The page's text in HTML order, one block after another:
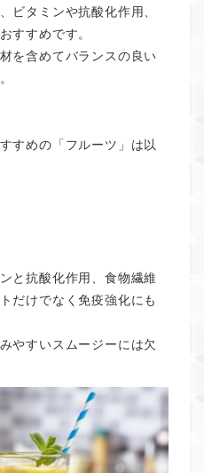
ビタミンや抗酸化作用、
すすめです。
を含めてバランスの良い
すめの「フルーツ」は以
と抗酸化作用、食物繊維
だけでなく免疫強化にも
やすいスムージーには欠